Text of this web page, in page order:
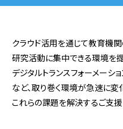
クラウド活用を通じて教育機
研究活動に集中できる環境を
デジタルトランスフォーメーシ
など、取り巻く環境が急速に
これらの課題を解決するご支援